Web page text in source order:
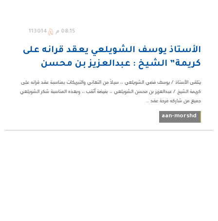
08:15 م 113014
الأستاذ يوسف الشويلعي يعقد قرانه على
كريمة” الشيخ : عبدالعزيز بن محسن
يتلقى الأستاذ / يوسف فضي الشويلعي ،، سيلاً من التهاني والتبريكات بمناسبة عقد قرانه على
كريمة الشيخ / عبدالعزيز بن محسن الشويلعي ،، بفيضة أثقب ،، وبهذه المناسبة شكر الشويلعي
جميع من شاركه فرحة عقد ...
aan-morshd